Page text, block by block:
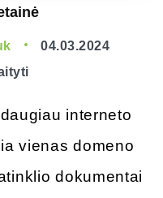
04.03.2024
interneto
vienas domeno
dokumentai